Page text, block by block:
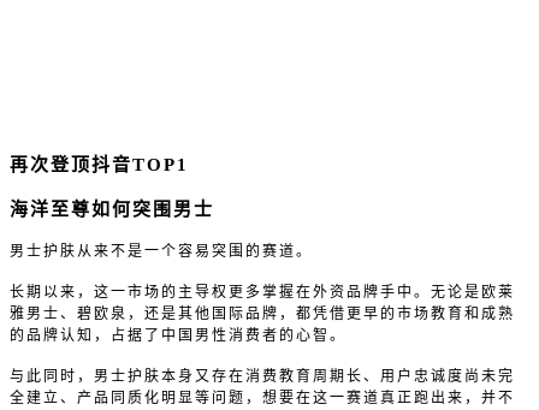
再次登顶抖音TOP1
海洋至尊如何突围男士
男士护肤从来不是一个容易突围的赛道。
长期以来，这一市场的主导权更多掌握在外资品牌手中。无论是欧莱
雅男士、碧欧泉，还是其他国际品牌，都凭借更早的市场教育和成熟
的品牌认知，占据了中国男性消费者的心智。
与此同时，男士护肤本身又存在消费教育周期长、用户忠诚度尚未完
全建立、产品同质化明显等问题，想要在这一赛道真正跑出来，并不